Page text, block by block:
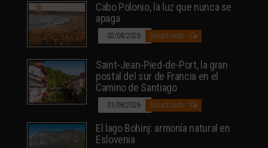
Cabo Polonio, la luz que nunca se
apaga
02/08/2026 Desactivado
Saint-Jean-Pied-de-Port, la gran
postal del sur de Francia en el
Camino de Santiago
01/08/2026 Desactivado
El lago Bohinj: armonía natural en
Eslovenia